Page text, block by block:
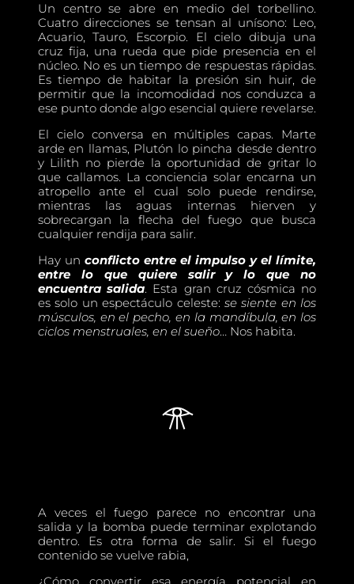
Un centro se abre en medio del torbellino.
Cuatro direcciones se tensan al unísono: Leo,
Acuario, Tauro, Escorpio. El cielo dibuja una
cruz fija, una rueda que pide presencia en el
núcleo. No es un tiempo de respuestas rápidas.
Es tiempo de habitar la presión sin huir, de
permitir que la incomodidad nos conduzca a
ese punto donde algo esencial quiere revelarse.
El cielo conversa en múltiples capas. Marte
arde en llamas, Plutón lo pincha desde dentro
y Lilith no pierde la oportunidad de gritar lo
que callamos. La conciencia solar encarna un
atropello ante el cual solo puede rendirse,
mientras las aguas internas hierven y
sobrecargan la flecha del fuego que busca
cualquier rendija para salir.
Hay un conflicto entre el impulso y el límite,
entre lo que quiere salir y lo que no
encuentra salida. Esta gran cruz cósmica no
es solo un espectáculo celeste: se siente en los
músculos, en el pecho, en la mandíbula, en los
ciclos menstruales, en el sueño… Nos habita.
𓁿
A veces el fuego parece no encontrar una
salida y la bomba puede terminar explotando
dentro. Es otra forma de salir. Si el fuego
contenido se vuelve rabia,